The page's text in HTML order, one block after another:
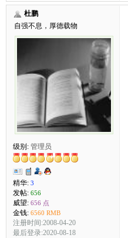
杜鹏
自强不息，厚德载物
级别: 管理员
精华: 3
发帖: 656
威望: 656 点
金钱: 6560 RMB
注册时间:2008-04-20
最后登录:2020-08-18